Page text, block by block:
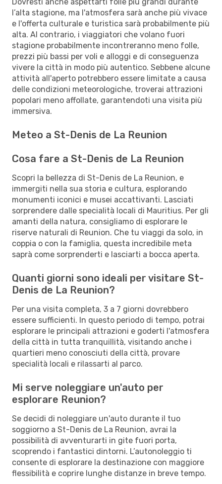
l’alta stagione, ma l'atmosfera sarà anche più vivace
e l'offerta culturale e turistica sarà probabilmente più
alta. Al contrario, i viaggiatori che volano fuori
stagione probabilmente incontreranno meno folle,
prezzi più bassi per voli e alloggi e di conseguenza
vivere la città in modo più autentico. Sebbene alcune
attività all'aperto potrebbero essere limitate a causa
delle condizioni meteorologiche, troverai attrazioni
popolari meno affollate, garantendoti una visita più
immersiva.
Meteo a St-Denis de La Reunion
Cosa fare a St-Denis de La Reunion
Scopri la bellezza di St-Denis de La Reunion, e
immergiti nella sua storia e cultura, esplorando
monumenti iconici e musei accattivanti. Lasciati
sorprendere dalle specialità locali di Mauritius. Per gli
amanti della natura, consigliamo di esplorare le
riserve naturali di Reunion. Che tu viaggi da solo, in
coppia o con la famiglia, questa incredibile meta
saprà come sorprenderti e lasciarti a bocca aperta.
Quanti giorni sono ideali per visitare St-
Denis de La Reunion?
Per una visita completa, 3 a 7 giorni dovrebbero
essere sufficienti. In questo periodo di tempo, potrai
esplorare le principali attrazioni e goderti l'atmosfera
della città in tutta tranquillità, visitando anche i
quartieri meno conosciuti della città, provare
specialità locali e rilassarti al parco.
Mi serve noleggiare un'auto per
esplorare Reunion?
Se decidi di noleggiare un'auto durante il tuo
soggiorno a St-Denis de La Reunion, avrai la
possibilità di avventurarti in gite fuori porta,
scoprendo i fantastici dintorni. L’autonoleggio ti
consente di esplorare la destinazione con maggiore
flessibilità e coprire lunghe distanze in breve tempo.